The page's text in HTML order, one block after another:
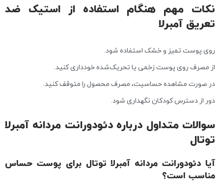
نکات مهم هنگام استفاده از استیک ضد
تعریق آمبرلا
روی پوست تمیز و خشک استفاده شود.
از مصرف روی پوست زخمی یا تحریک‌شده خودداری کنید.
در صورت مشاهده حساسیت، مصرف محصول را متوقف کنید.
دور از دسترس کودکان نگهداری شود.
سوالات متداول درباره دئودورانت مردانه آمبرلا
توتال
آیا دئودورانت مردانه آمبرلا توتال برای پوست حساس
مناسب است؟